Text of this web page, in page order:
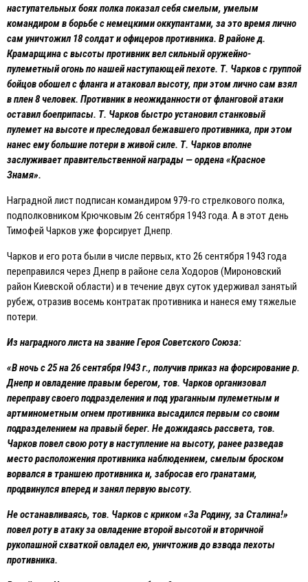
наступательных боях полка показал себя смелым, умелым
командиром в борьбе с немецкими оккупантами, за это время лично
сам уничтожил 18 солдат и офицеров противника. В районе д.
Крамарщина с высоты противник вел сильный оружейно-
пулеметный огонь по нашей наступающей пехоте. Т. Чарков с группой
бойцов обошел с фланга и атаковал высоту, при этом лично сам взял
в плен 8 человек. Противник в неожиданности от фланговой атаки
оставил боеприпасы. Т. Чарков быстро установил станковый
пулемет на высоте и преследовал бежавшего противника, при этом
нанес ему большие потери в живой силе. Т. Чарков вполне
заслуживает правительственной награды — ордена «Красное
Знамя».
Наградной лист подписан командиром 979-го стрелкового полка,
подполковником Крючковым 26 сентября 1943 года. А в этот день
Тимофей Чарков уже форсирует Днепр.
Чарков и его рота были в числе первых, кто 26 сентября 1943 года
переправился через Днепр в районе села Ходоров (Мироновский
район Киевской области) и в течение двух суток удерживал занятый
рубеж, отразив восемь контратак противника и нанеся ему тяжелые
потери.
Из наградного листа на звание Героя Советского Союза:
«В ночь с 25 на 26 сентября I943 г., получив приказ на форсирование р.
Днепр и овладение правым берегом, тов. Чарков организовал
переправу своего подразделения и под ураганным пулеметным и
артминометным огнем противника высадился первым со своим
подразделением на правый берег. Не дожидаясь рассвета, тов.
Чарков повел свою роту в наступление на высоту, ранее разведав
место расположения противника наблюдением, смелым броском
ворвался в траншею противника и, забросав его гранатами,
продвинулся вперед и занял первую высоту.
Не останавливаясь, тов. Чарков с криком «За Родину, за Сталина!»
повел роту в атаку за овладение второй высотой и вторичной
рукопашной схваткой овладел ею, уничтожив до взвода пехоты
противника.